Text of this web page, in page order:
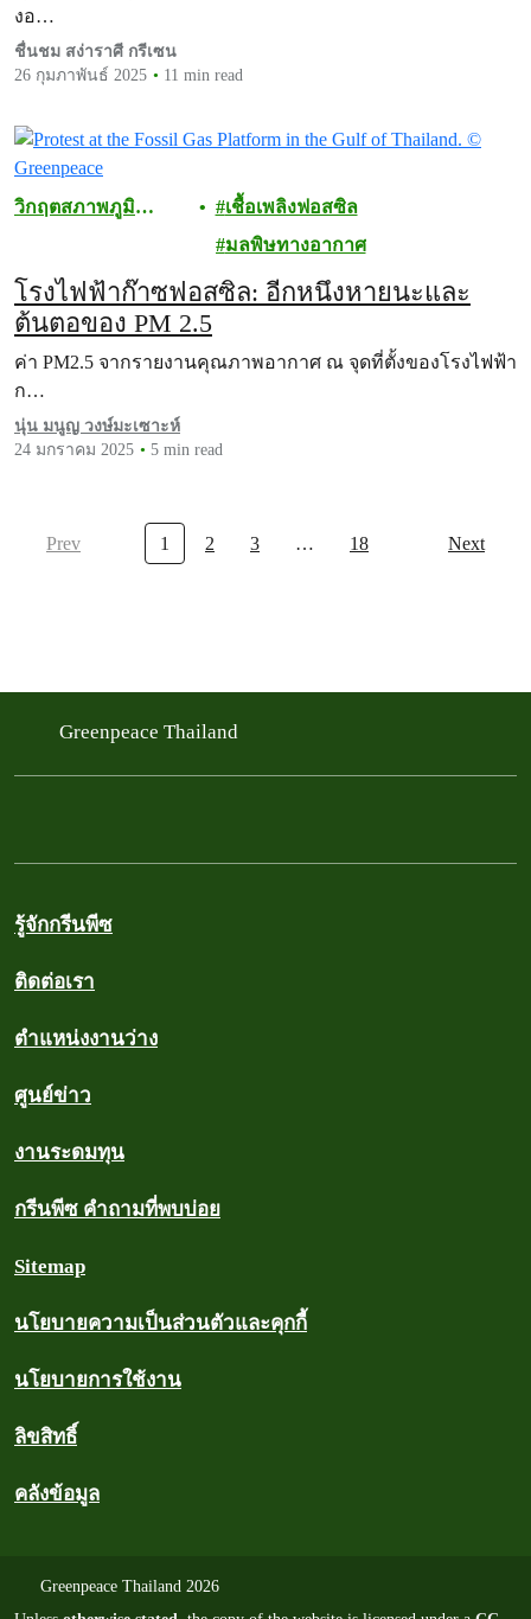
งอ…
ชื่นชม สง่าราศี กรีเซน
26 กุมภาพันธ์ 2025
11 min read
วิกฤตสภาพภูมิ
เชื้อเพลิงฟอสซิล
มลพิษทางอากาศ
โรงไฟฟ้าก๊าซฟอสซิล: อีกหนึ่งหายนะและ
ต้นตอของ PM 2.5
ค่า PM2.5 จากรายงานคุณภาพอากาศ ณ จุดที่ตั้งของโรงไฟฟ้า
ก…
นุ่น มนูญ วงษ์มะเซาะห์
24 มกราคม 2025
5 min read
Prev 1 2 3 … 18 Next
Greenpeace Thailand
รู้จักกรีนพีซ
ติดต่อเรา
ตำแหน่งงานว่าง
ศูนย์ข่าว
งานระดมทุน
กรีนพีซ คำถามที่พบบ่อย
Sitemap
นโยบายความเป็นส่วนตัวและคุกกี้
นโยบายการใช้งาน
ลิขสิทธิ์
คลังข้อมูล
Greenpeace Thailand 2026